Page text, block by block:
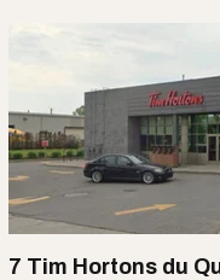
7 Tim Hortons du